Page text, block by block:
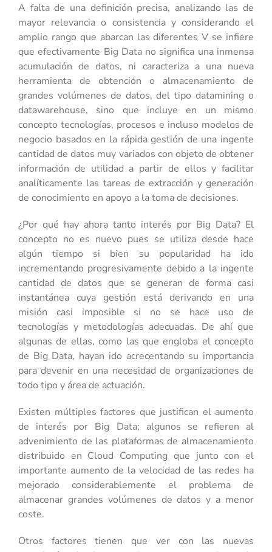
A falta de una definición precisa, analizando las de
mayor relevancia o consistencia y considerando el
amplio rango que abarcan las diferentes V se infiere
que efectivamente Big Data no significa una inmensa
acumulación de datos, ni caracteriza a una nueva
herramienta de obtención o almacenamiento de
grandes volúmenes de datos, del tipo datamining o
datawarehouse, sino que incluye en un mismo
concepto tecnologías, procesos e incluso modelos de
negocio basados en la rápida gestión de una ingente
cantidad de datos muy variados con objeto de obtener
información de utilidad a partir de ellos y facilitar
analíticamente las tareas de extracción y generación
de conocimiento en apoyo a la toma de decisiones.
¿Por qué hay ahora tanto interés por Big Data? El
concepto no es nuevo pues se utiliza desde hace
algún tiempo si bien su popularidad ha ido
incrementando progresivamente debido a la ingente
cantidad de datos que se generan de forma casi
instantánea cuya gestión está derivando en una
misión casi imposible si no se hace uso de
tecnologías y metodologías adecuadas. De ahí que
algunas de ellas, como las que engloba el concepto
de Big Data, hayan ido acrecentando su importancia
para devenir en una necesidad de organizaciones de
todo tipo y área de actuación.
Existen múltiples factores que justifican el aumento
de interés por Big Data; algunos se refieren al
advenimiento de las plataformas de almacenamiento
distribuido en Cloud Computing que junto con el
importante aumento de la velocidad de las redes ha
mejorado considerablemente el problema de
almacenar grandes volúmenes de datos y a menor
coste.
Otros factores tienen que ver con las nuevas